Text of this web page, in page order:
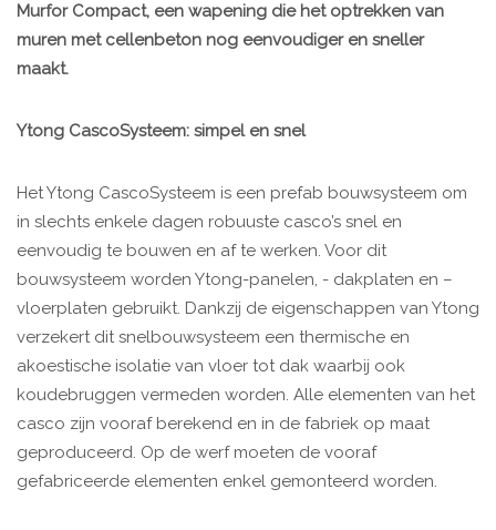
Murfor Compact, een wapening die het optrekken van
muren met cellenbeton nog eenvoudiger en sneller
maakt.
Ytong CascoSysteem: simpel en snel
Het Ytong CascoSysteem is een prefab bouwsysteem om
in slechts enkele dagen robuuste casco’s snel en
eenvoudig te bouwen en af te werken. Voor dit
bouwsysteem worden Ytong-panelen, - dakplaten en –
vloerplaten gebruikt. Dankzij de eigenschappen van Ytong
verzekert dit snelbouwsysteem een thermische en
akoestische isolatie van vloer tot dak waarbij ook
koudebruggen vermeden worden. Alle elementen van het
casco zijn vooraf berekend en in de fabriek op maat
geproduceerd. Op de werf moeten de vooraf
gefabriceerde elementen enkel gemonteerd worden.